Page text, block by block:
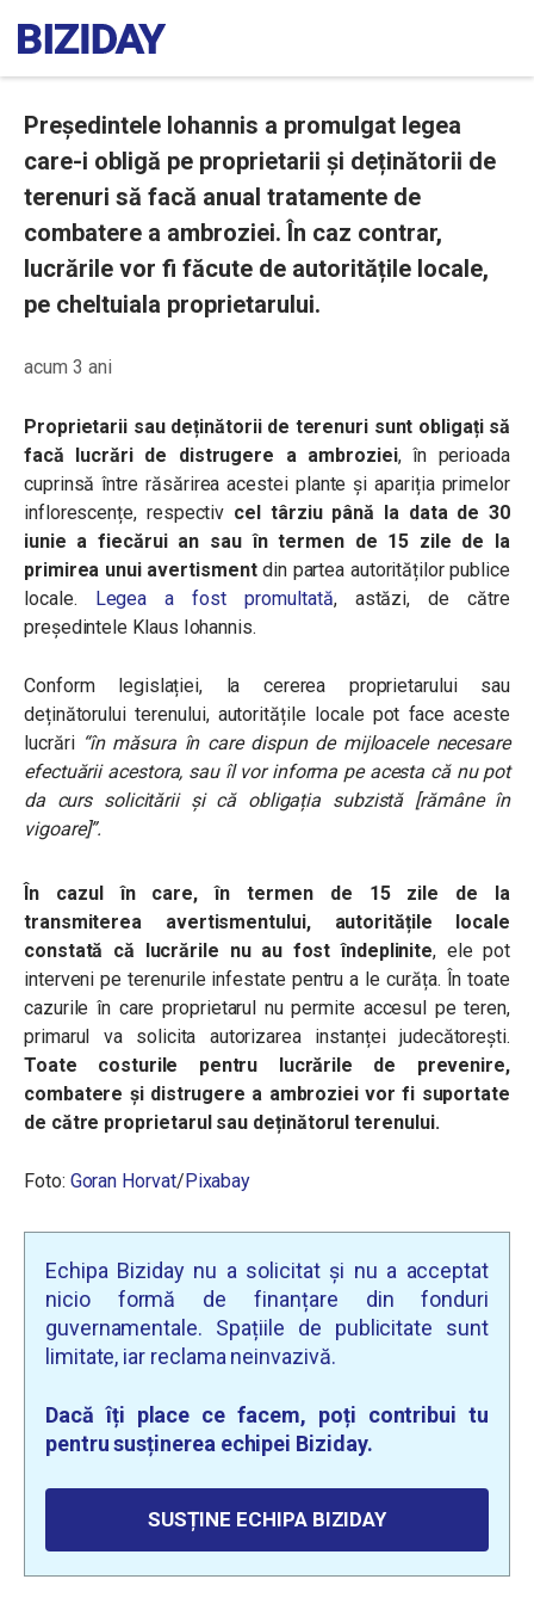
Președintele Iohannis a promulgat legea
care-i obligă pe proprietarii și deținătorii de
terenuri să facă anual tratamente de
combatere a ambroziei. În caz contrar,
lucrările vor fi făcute de autoritățile locale,
pe cheltuiala proprietarului.
acum 3 ani
Proprietarii sau deținătorii de terenuri sunt obligați să
facă lucrări de distrugere a ambroziei, în perioada
cuprinsă între răsărirea acestei plante și apariția primelor
inflorescențe, respectiv cel târziu până la data de 30
iunie a fiecărui an sau în termen de 15 zile de la
primirea unui avertismentdin partea autorităților publice
locale. Legea a fost promultată, astăzi, de către
președintele Klaus Iohannis.
Conform legislației, la cererea proprietarului sau
deținătorului terenului, autoritățile locale pot face aceste
lucrări “în măsura în care dispun de mijloacele necesare
efectuării acestora, sau îl vor informa pe acesta că nu pot
da curs solicitării și că obligația subzistă [rămâne în
vigoare]”.
În cazul în care, în termen de 15 zile de la
transmiterea avertismentului, autoritățile locale
constată că lucrările nu au fost îndeplinite, ele pot
interveni pe terenurile infestate pentru a le curăța. În toate
cazurile în care proprietarul nu permite accesul pe teren,
primarul va solicita autorizarea instanței judecătorești.
Toate costurile pentru lucrările de prevenire,
combatere și distrugere a ambroziei vor fi suportate
de către proprietarul sau deținătorul terenului.
Foto: Goran Horvat/Pixabay
Echipa Biziday nu a solicitat și nu a acceptat
nicio formă de finanțare din fonduri
guvernamentale. Spațiile de publicitate sunt
limitate, iar reclama neinvazivă.
Dacă îți place ce facem, poți contribui tu
pentru susținerea echipei Biziday.
SUSȚINE ECHIPA BIZIDAY